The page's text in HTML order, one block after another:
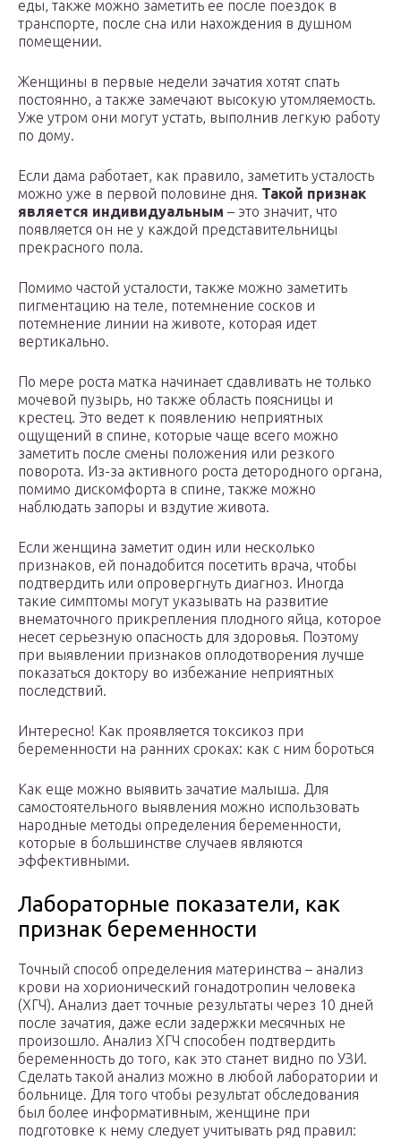
еды, также можно заметить ее после поездок в
транспорте, после сна или нахождения в душном
помещении.
Женщины в первые недели зачатия хотят спать
постоянно, а также замечают высокую утомляемость.
Уже утром они могут устать, выполнив легкую работу
по дому.
Если дама работает, как правило, заметить усталость
можно уже в первой половине дня. Такой признак
является индивидуальным – это значит, что
появляется он не у каждой представительницы
прекрасного пола.
Помимо частой усталости, также можно заметить
пигментацию на теле, потемнение сосков и
потемнение линии на животе, которая идет
вертикально.
По мере роста матка начинает сдавливать не только
мочевой пузырь, но также область поясницы и
крестец. Это ведет к появлению неприятных
ощущений в спине, которые чаще всего можно
заметить после смены положения или резкого
поворота. Из-за активного роста детородного органа,
помимо дискомфорта в спине, также можно
наблюдать запоры и вздутие живота.
Если женщина заметит один или несколько
признаков, ей понадобится посетить врача, чтобы
подтвердить или опровергнуть диагноз. Иногда
такие симптомы могут указывать на развитие
внематочного прикрепления плодного яйца, которое
несет серьезную опасность для здоровья. Поэтому
при выявлении признаков оплодотворения лучше
показаться доктору во избежание неприятных
последствий.
Интересно! Как проявляется токсикоз при
беременности на ранних сроках: как с ним бороться
Как еще можно выявить зачатие малыша. Для
самостоятельного выявления можно использовать
народные методы определения беременности,
которые в большинстве случаев являются
эффективными.
Лабораторные показатели, как
признак беременности
Точный способ определения материнства – анализ
крови на хорионический гонадотропин человека
(ХГЧ). Анализ дает точные результаты через 10 дней
после зачатия, даже если задержки месячных не
произошло. Анализ ХГЧ способен подтвердить
беременность до того, как это станет видно по УЗИ.
Сделать такой анализ можно в любой лаборатории и
больнице. Для того чтобы результат обследования
был более информативным, женщине при
подготовке к нему следует учитывать ряд правил: